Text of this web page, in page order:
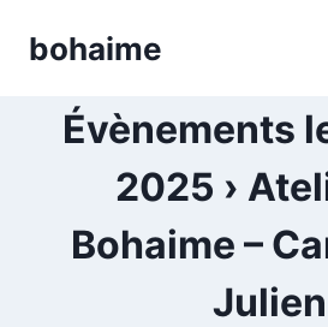
bohaime
Évènements
2025 ›
Bohaime –
Julien